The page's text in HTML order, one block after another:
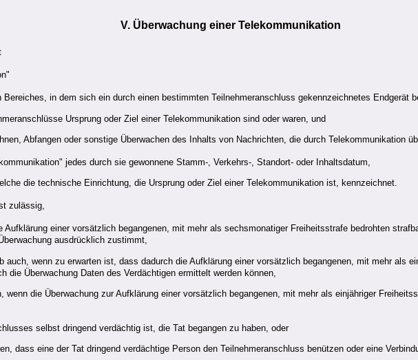
V. Überwachung einer Telekommunikation
in dem sich ein durch einen bestimmten Teilnehmeranschluss gekennzeichnetes Endgerät
Ursprung oder Ziel einer Telekommunikation sind oder waren, und
Abfangen oder sonstige Überwachen des Inhalts von Nachrichten, die durch Telekommunikation
jedes durch sie gewonnene Stamm-, Verkehrs-, Standort- oder Inhaltsdatum,
die technische Einrichtung, die Ursprung oder Ziel einer Telekommunikation ist, kennzeichnet.
zulässig,
einer vorsätzlich begangenen, mit mehr als sechsmonatiger Freiheitsstrafe bedrohten
ausdrücklich zustimmt,
auch, wenn zu erwarten ist, dass dadurch die Aufklärung einer vorsätzlich begangenen, mit mehr als
die Überwachung Daten des Verdächtigen ermittelt werden können,
die Überwachung zur Aufklärung einer vorsätzlich begangenen, mit mehr als einjähriger
selbst dringend verdächtig ist, die Tat begangen zu haben, oder
dass eine der Tat dringend verdächtige Person den Teilnehmeranschluss benützen oder eine